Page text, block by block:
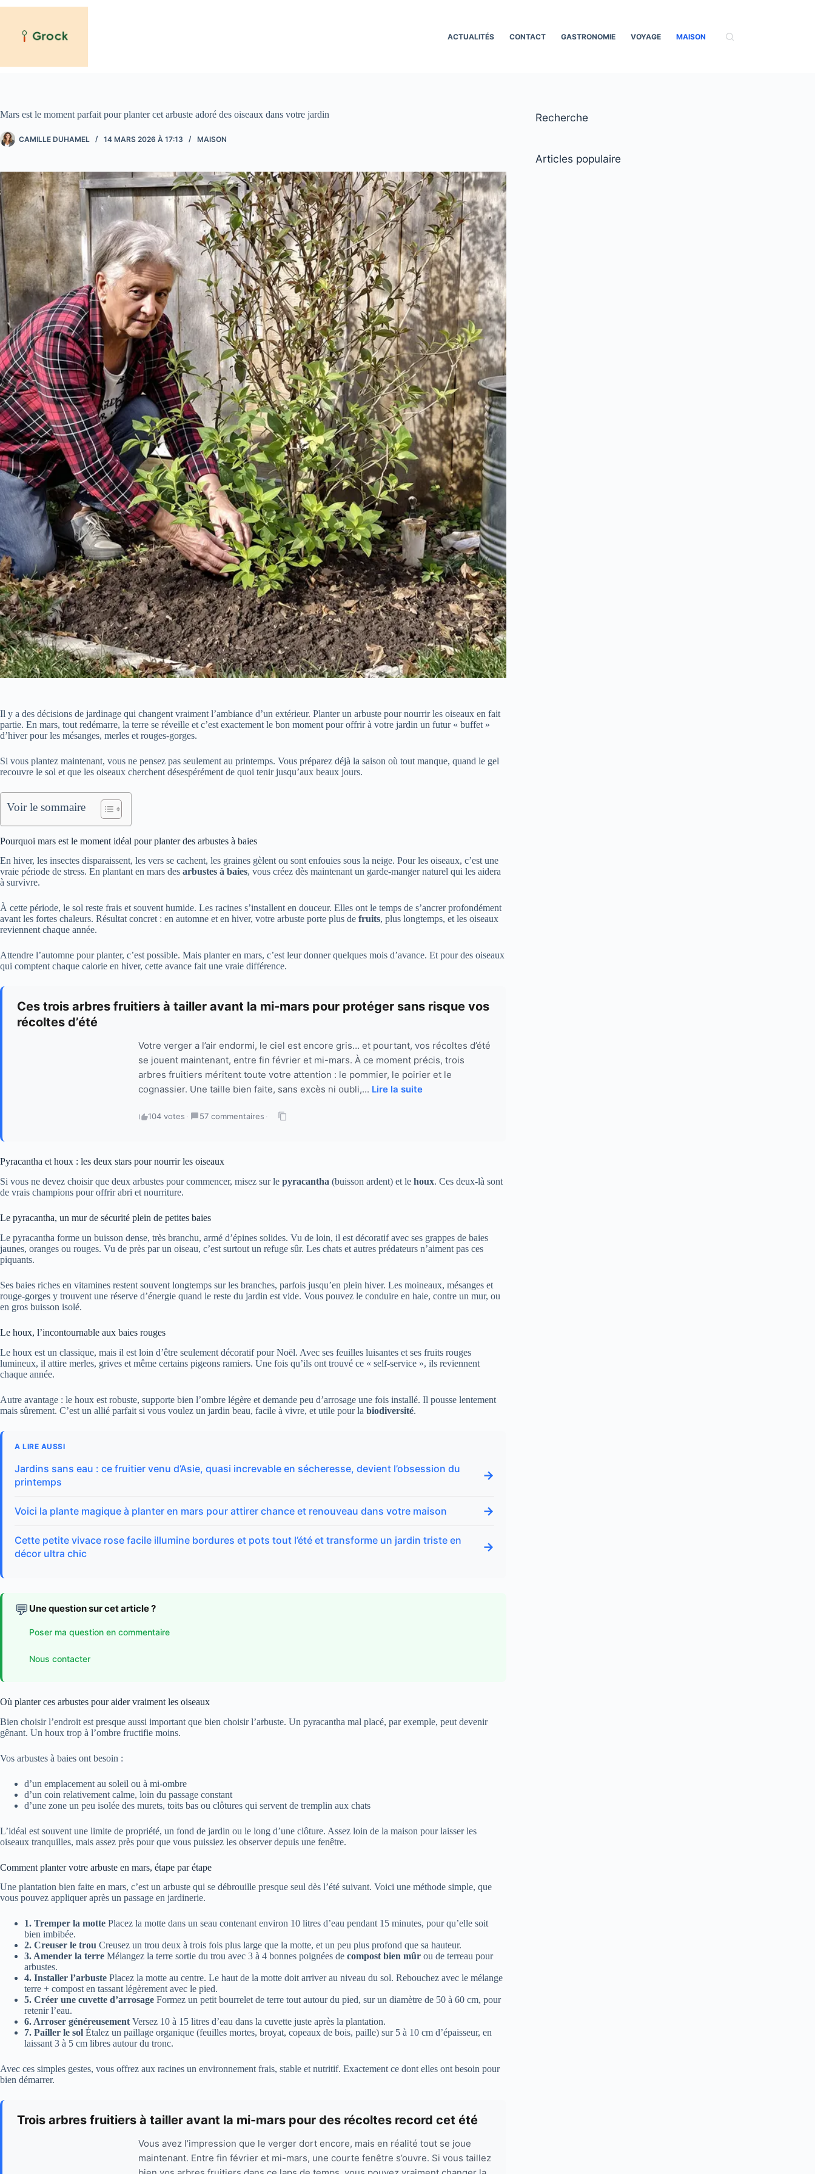
Passer
ACTUALITÉS CONTACT GASTRONOMIE VOYAGE MAISON
Mars est le moment parfait pour planter cet arbuste adoré des oiseaux dans votre jardin
CAMILLE DUHAMEL 14 MARS 2026 À 17:13 MAISON
Il y a des décisions de jardinage qui changent vraiment l’ambiance d’un extérieur. Planter un arbuste pour nourrir les oiseaux en fait
partie. En mars, tout redémarre, la terre se réveille et c’est exactement le bon moment pour offrir à votre jardin un futur « buffet »
d’hiver pour les mésanges, merles et rouges-gorges.
Si vous plantez maintenant, vous ne pensez pas seulement au printemps. Vous préparez déjà la saison où tout manque, quand le gel
recouvre le sol et que les oiseaux cherchent désespérément de quoi tenir jusqu’aux beaux jours.
Voir le sommaire
Pourquoi mars est le moment idéal pour planter des arbustes à baies
En hiver, les insectes disparaissent, les vers se cachent, les graines gèlent ou sont enfouies sous la neige. Pour les oiseaux, c’est une
vraie période de stress. En plantant en mars des arbustes à baies, vous créez dès maintenant un garde-manger naturel qui les aidera
à survivre.
À cette période, le sol reste frais et souvent humide. Les racines s’installent en douceur. Elles ont le temps de s’ancrer profondément
avant les fortes chaleurs. Résultat concret : en automne et en hiver, votre arbuste porte plus de fruits, plus longtemps, et les oiseaux
reviennent chaque année.
Attendre l’automne pour planter, c’est possible. Mais planter en mars, c’est leur donner quelques mois d’avance. Et pour des oiseaux
qui comptent chaque calorie en hiver, cette avance fait une vraie différence.
Ces trois arbres fruitiers à tailler avant la mi-mars pour protéger sans risque vos
récoltes d’été
Votre verger a l’air endormi, le ciel est encore gris… et pourtant, vos récoltes d’été
se jouent maintenant, entre fin février et mi-mars. À ce moment précis, trois
arbres fruitiers méritent toute votre attention : le pommier, le poirier et le
cognassier. Une taille bien faite, sans excès ni oubli,... Lire la suite
104 votes · 57 commentaires ·
Pyracantha et houx : les deux stars pour nourrir les oiseaux
Si vous ne devez choisir que deux arbustes pour commencer, misez sur le pyracantha (buisson ardent) et le houx. Ces deux-là sont
de vrais champions pour offrir abri et nourriture.
Le pyracantha, un mur de sécurité plein de petites baies
Le pyracantha forme un buisson dense, très branchu, armé d’épines solides. Vu de loin, il est décoratif avec ses grappes de baies
jaunes, oranges ou rouges. Vu de près par un oiseau, c’est surtout un refuge sûr. Les chats et autres prédateurs n’aiment pas ces
piquants.
Ses baies riches en vitamines restent souvent longtemps sur les branches, parfois jusqu’en plein hiver. Les moineaux, mésanges et
rouge-gorges y trouvent une réserve d’énergie quand le reste du jardin est vide. Vous pouvez le conduire en haie, contre un mur, ou
en gros buisson isolé.
Le houx, l’incontournable aux baies rouges
Le houx est un classique, mais il est loin d’être seulement décoratif pour Noël. Avec ses feuilles luisantes et ses fruits rouges
lumineux, il attire merles, grives et même certains pigeons ramiers. Une fois qu’ils ont trouvé ce « self-service », ils reviennent
chaque année.
Autre avantage : le houx est robuste, supporte bien l’ombre légère et demande peu d’arrosage une fois installé. Il pousse lentement
mais sûrement. C’est un allié parfait si vous voulez un jardin beau, facile à vivre, et utile pour la biodiversité.
A LIRE AUSSI
Jardins sans eau : ce fruitier venu d’Asie, quasi increvable en sécheresse, devient l’obsession du
printemps
→
Voici la plante magique à planter en mars pour attirer chance et renouveau dans votre maison →
Cette petite vivace rose facile illumine bordures et pots tout l’été et transforme un jardin triste en
décor ultra chic
→
💬 Une question sur cet article ?
Poser ma question en commentaire
Nous contacter
Où planter ces arbustes pour aider vraiment les oiseaux
Bien choisir l’endroit est presque aussi important que bien choisir l’arbuste. Un pyracantha mal placé, par exemple, peut devenir
gênant. Un houx trop à l’ombre fructifie moins.
Vos arbustes à baies ont besoin :
d’un emplacement au soleil ou à mi-ombre
d’un coin relativement calme, loin du passage constant
d’une zone un peu isolée des murets, toits bas ou clôtures qui servent de tremplin aux chats
L’idéal est souvent une limite de propriété, un fond de jardin ou le long d’une clôture. Assez loin de la maison pour laisser les
oiseaux tranquilles, mais assez près pour que vous puissiez les observer depuis une fenêtre.
Comment planter votre arbuste en mars, étape par étape
Une plantation bien faite en mars, c’est un arbuste qui se débrouille presque seul dès l’été suivant. Voici une méthode simple, que
vous pouvez appliquer après un passage en jardinerie.
1. Tremper la motte Placez la motte dans un seau contenant environ 10 litres d’eau pendant 15 minutes, pour qu’elle soit
bien imbibée.
2. Creuser le trou Creusez un trou deux à trois fois plus large que la motte, et un peu plus profond que sa hauteur.
3. Amender la terre Mélangez la terre sortie du trou avec 3 à 4 bonnes poignées de compost bien mûr ou de terreau pour
arbustes.
4. Installer l’arbuste Placez la motte au centre. Le haut de la motte doit arriver au niveau du sol. Rebouchez avec le mélange
terre + compost en tassant légèrement avec le pied.
5. Créer une cuvette d’arrosage Formez un petit bourrelet de terre tout autour du pied, sur un diamètre de 50 à 60 cm, pour
retenir l’eau.
6. Arroser généreusementVersez 10 à 15 litres d’eau dans la cuvette juste après la plantation.
7. Pailler le sol Étalez un paillage organique (feuilles mortes, broyat, copeaux de bois, paille) sur 5 à 10 cm d’épaisseur, en
laissant 3 à 5 cm libres autour du tronc.
Avec ces simples gestes, vous offrez aux racines un environnement frais, stable et nutritif. Exactement ce dont elles ont besoin pour
bien démarrer.
Trois arbres fruitiers à tailler avant la mi-mars pour des récoltes record cet été
Vous avez l’impression que le verger dort encore, mais en réalité tout se joue
maintenant. Entre fin février et mi-mars, une courte fenêtre s’ouvre. Si vous taillez
Recherche
Articles populaire